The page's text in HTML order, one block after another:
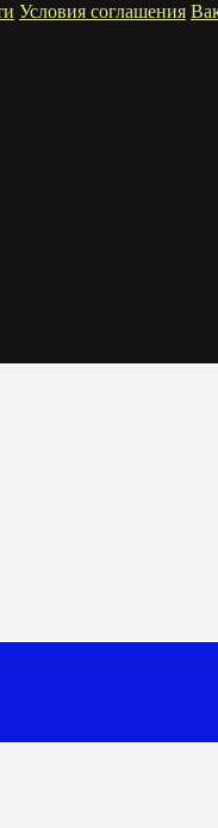
Условия соглашения